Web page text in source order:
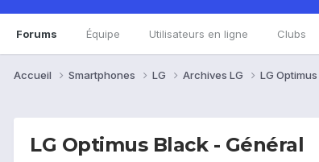
Forums Équipe Utilisateurs en ligne Clubs
Accueil Smartphones LG Archives LG LG Optimus
LG Optimus Black - Général